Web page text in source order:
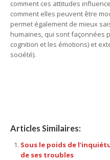
comment ces attitudes
comment elles peuvent être
permet également de mieux
humaines, qui sont façonnées
cognition et les émotions) et
société).
Articles Similaires:
Sous le poids de
de ses troubles